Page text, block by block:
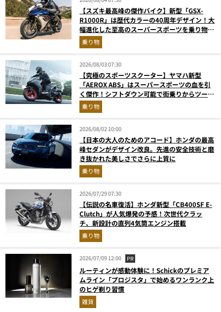
【スズキ最高峰の傑作バイク】新型「GSX-
R1000R」は歴代カラーの40周年デザイン！大
幅進化した至高のスーパースポーツを乗り物ラ
イターが解説
乗り物
2026/08/03 07:30
【究極のスポーツスクーター】ヤマハ新型
「AEROX ABS」はスーパースポーツの血を引
く傑作！シフトダウン可能で街乗りからツーリ
ングまで最強
乗り物
2026/08/02 10:00
【日本の大人のためのアコード】ホンダの最高
峰セダンがデザイン改良。先進の安全技術と磨
き抜かれた美しさでさらに上質に
乗り物
2026/07/29 07:30
【伝説の名車復活】ホンダ新型「CB400SF E-
Clutch」が人気爆発の予感！次世代クラッ
チ、新設計の直列4気筒エンジン搭載
乗り物
2026/07/09 12:00 PR
ルーティンが感動体験に！Schickのプレミア
ムライン「プロジスタ」で始めるワンランク上
のヒゲ剃り習慣
雑貨